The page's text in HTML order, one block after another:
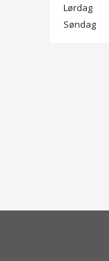
Lørdag
Søndag